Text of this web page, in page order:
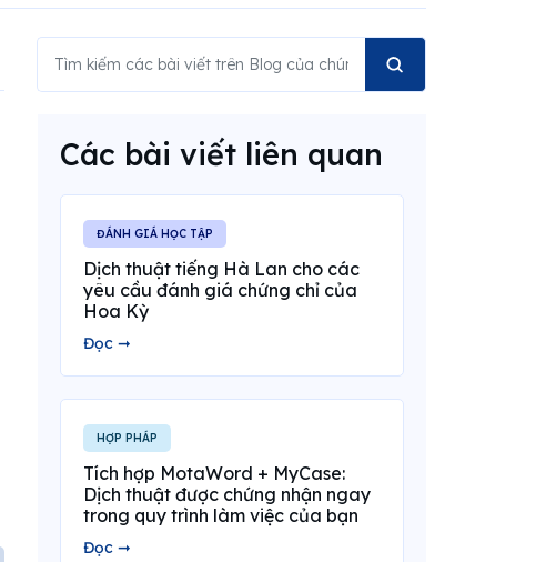
Các bài viết liên quan
ĐÁNH GIÁ HỌC TẬP
Dịch thuật tiếng Hà Lan cho các
yêu cầu đánh giá chứng chỉ của
Hoa Kỳ
Đọc ➞
HỢP PHÁP
Tích hợp MotaWord + MyCase:
Dịch thuật được chứng nhận ngay
trong quy trình làm việc của bạn
Đọc ➞